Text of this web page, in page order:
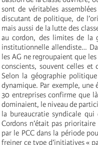
sont de véritables
discutant de politique, de
mais aussi de la lutte des
au cordon, des limites de la
institutionnelle allendiste…
les AG ne regroupaient que
conscients, souvent celles et
Selon la géographie
dynamique. Par exemple, une
30 entreprises confirme que
dominaient, le niveau de
la bureaucratie syndicale
Cordons n’était pas
par le PCC dans la période
freiner ce type d’initiatives «